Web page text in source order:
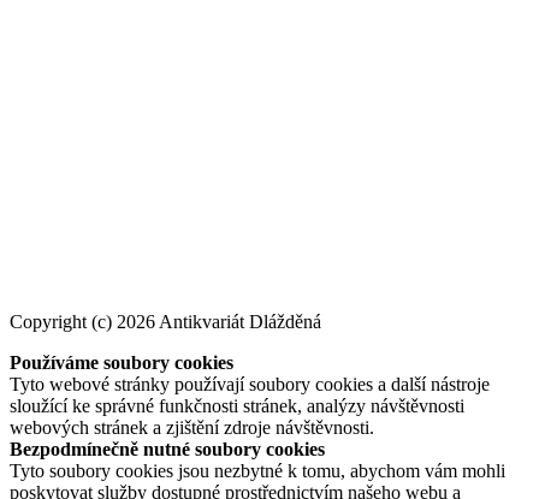
Copyright (c) 2026 Antikvariát Dlážděná
Používáme soubory cookies
Tyto webové stránky používají soubory cookies a další nástroje
sloužící ke správné funkčnosti stránek, analýzy návštěvnosti
webových stránek a zjištění zdroje návštěvnosti.
Bezpodmínečně nutné soubory cookies
Tyto soubory cookies jsou nezbytné k tomu, abychom vám mohli
poskytovat služby dostupné prostřednictvím našeho webu a